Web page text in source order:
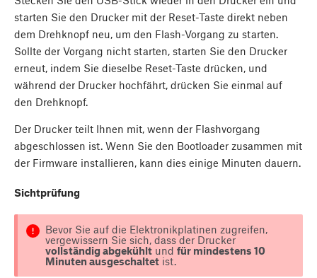
starten Sie den Drucker mit der Reset-Taste direkt neben
dem Drehknopf neu, um den Flash-Vorgang zu starten.
Sollte der Vorgang nicht starten, starten Sie den Drucker
erneut, indem Sie dieselbe Reset-Taste drücken, und
während der Drucker hochfährt, drücken Sie einmal auf
den Drehknopf.
Der Drucker teilt Ihnen mit, wenn der Flashvorgang
abgeschlossen ist. Wenn Sie den Bootloader zusammen mit
der Firmware installieren, kann dies einige Minuten dauern.
Sichtprüfung
Bevor Sie auf die Elektronikplatinen zugreifen,
vergewissern Sie sich, dass der Drucker
vollständig abgekühltund für mindestens 10
Minuten ausgeschaltetist.